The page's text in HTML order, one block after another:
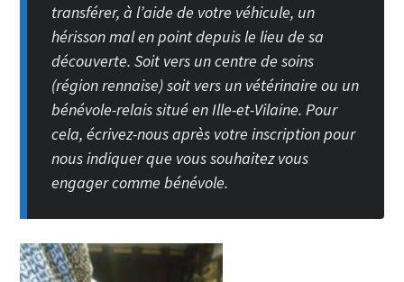
transférer, à l’aide de votre véhicule, un
hérisson mal en point depuis le lieu de sa
découverte. Soit vers un centre de soins
(région rennaise) soit vers un vétérinaire ou un
bénévole-relais situé en Ille-et-Vilaine. Pour
cela, écrivez-nous après votre inscription pour
nous indiquer que vous souhaitez vous
engager comme bénévole.